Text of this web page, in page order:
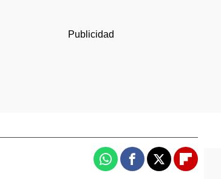
WhatsappFacebook
X